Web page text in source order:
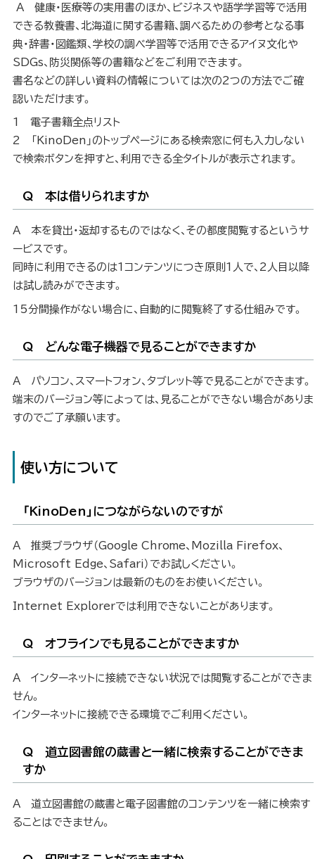
A 健康・医療等の実用書のほか、ビジネスや語学学習等で活用
できる教養書、北海道に関する書籍、調べるための参考となる事
典・辞書・図鑑類、学校の調べ学習等で活用できるアイヌ文化や
SDGs、防災関係等の書籍などをご利用できます。
書名などの詳しい資料の情報については次の2つの方法でご確
認いただけます。
1 電子書籍全点リスト
2 「KinoDen」のトップページにある検索窓に何も入力しない
で検索ボタンを押すと、利用できる全タイトルが表示されます。
Q 本は借りられますか
A 本を貸出・返却するものではなく、その都度閲覧するというサ
ービスです。
同時に利用できるのは1コンテンツにつき原則1人で、2人目以降
は試し読みができます。
15分間操作がない場合に、自動的に閲覧終了する仕組みです。
Q どんな電子機器で見ることができますか
A パソコン、スマートフォン、タブレット等で見ることができます。
端末のバージョン等によっては、見ることができない場合がありま
すのでご了承願います。
使い方について
「KinoDen」につながらないのですが
A 推奨ブラウザ（Google Chrome、Mozilla Firefox、
Microsoft Edge、Safari）でお試しください。
ブラウザのバージョンは最新のものをお使いください。
Internet Explorerでは利用できないことがあります。
Q オフラインでも見ることができますか
A インターネットに接続できない状況では閲覧することができま
せん。
インターネットに接続できる環境でご利用ください。
Q 道立図書館の蔵書と一緒に検索することができま
すか
A 道立図書館の蔵書と電子図書館のコンテンツを一緒に検索す
ることはできません。